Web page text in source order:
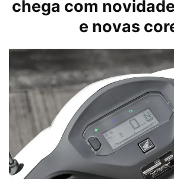
chega com
e novas